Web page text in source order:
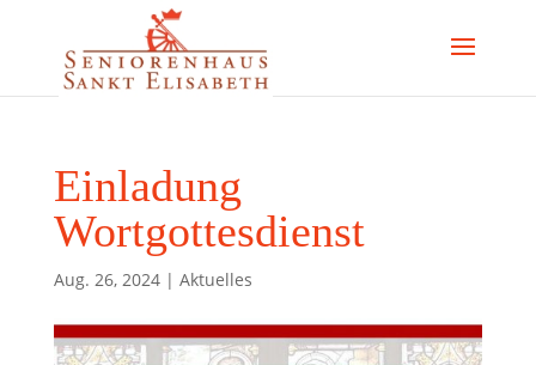
Einladung
Wortgottesdienst
Aug. 26, 2024| Aktuelles